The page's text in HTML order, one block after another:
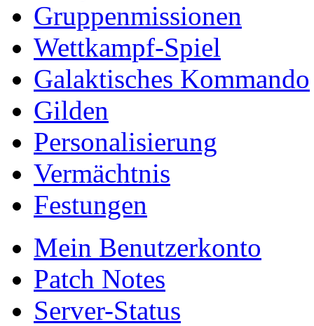
Gruppenmissionen
Wettkampf-Spiel
Galaktisches Kommando
Gilden
Personalisierung
Vermächtnis
Festungen
Mein Benutzerkonto
Patch Notes
Server-Status